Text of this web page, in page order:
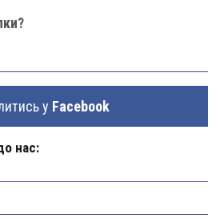
у Facebook
нас: